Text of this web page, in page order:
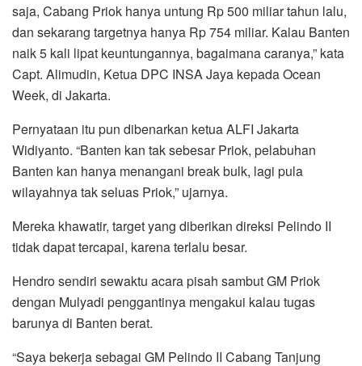
saja, Cabang Priok hanya untung Rp 500 miliar tahun lalu,
dan sekarang targetnya hanya Rp 754 miliar. Kalau Banten
naik 5 kali lipat keuntungannya, bagaimana caranya,” kata
Capt. Alimudin, Ketua DPC INSA Jaya kepada Ocean
Week, di Jakarta.
Pernyataan itu pun dibenarkan ketua ALFI Jakarta
Widiyanto. “Banten kan tak sebesar Priok, pelabuhan
Banten kan hanya menangani break bulk, lagi pula
wilayahnya tak seluas Priok,” ujarnya.
Mereka khawatir, target yang diberikan direksi Pelindo II
tidak dapat tercapai, karena terlalu besar.
Hendro sendiri sewaktu acara pisah sambut GM Priok
dengan Mulyadi penggantinya mengakui kalau tugas
barunya di Banten berat.
“Saya bekerja sebagai GM Pelindo II Cabang Tanjung